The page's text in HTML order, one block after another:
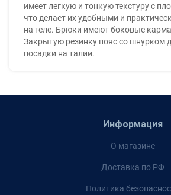
имеет легкую и тонкую текстуру с
что делает их удобными и
на теле. Брюки имеют боковые
Закрытую резинку пояс со шнурком
посадки на талии.
Информация
О магазине
Доставка по РФ
Политика